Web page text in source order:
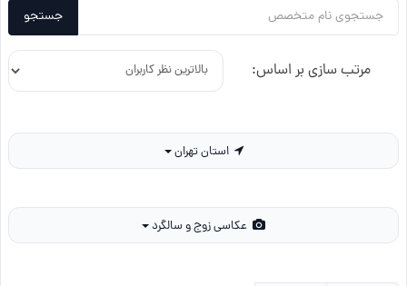
جستجو
مرتب سازی بر اساس:
استان تهران